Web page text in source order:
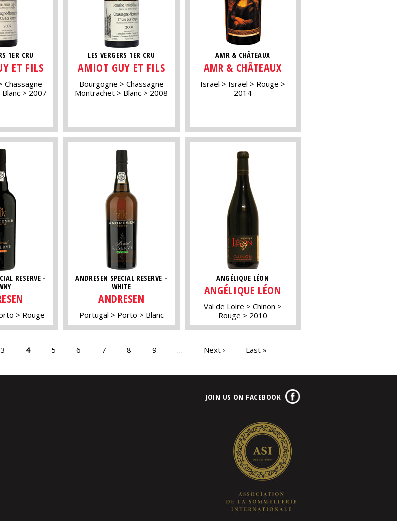
1ER CRU
ET FILS
Chassagne
Blanc 2007
LES VERGERS 1ER CRU
AMIOT GUY ET FILS
Bourgogne
Chassagne
Montrachet
Blanc 2008
AMR & CHÂTEAUX
AMR & CHÂTEAUX
Israël Israël
Rouge
2014
RESERVE -
Rouge
ANDRESEN SPECIAL RESERVE -
WHITE
ANDRESEN
Portugal Porto Blanc
ANGÉLIQUE LÉON
ANGÉLIQUE LÉON
Val de Loire
Chinon
Rouge
2010
3 4 5 6 7 8 9 … Next › Last »
JOIN US ON FACEBOOK